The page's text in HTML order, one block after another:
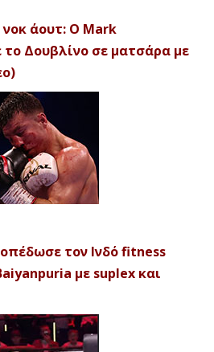
νοκ άουτ: Ο Mark
Δουβλίνο σε ματσάρα με
τον Ινδό fitness
με suplex και